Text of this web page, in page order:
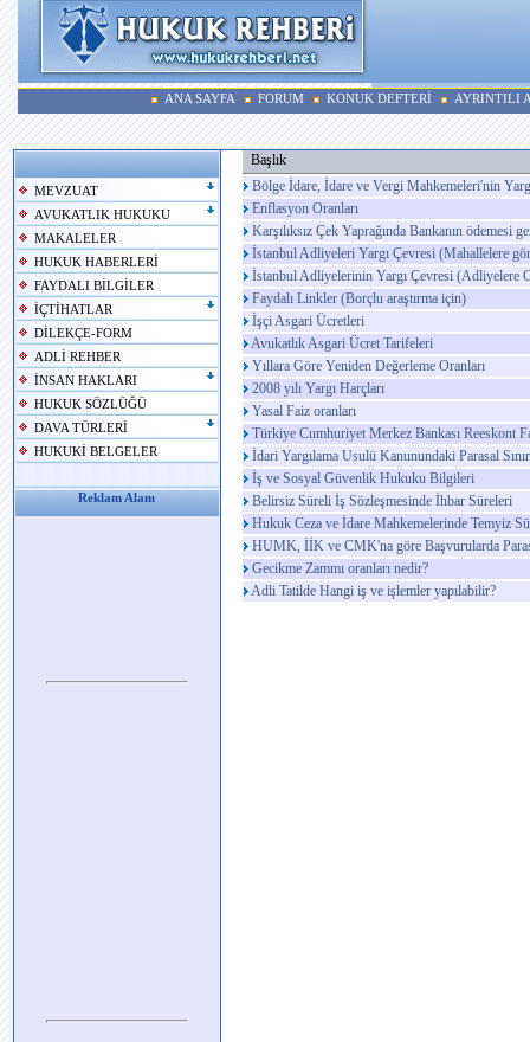
ANA SAYFA FORUM KONUK DEFTERİ AYRINTILI
MEVZUAT
AVUKATLIK HUKUKU
MAKALELER
HUKUK HABERLERİ
FAYDALI BİLGİLER
İÇTİHATLAR
DİLEKÇE-FORM
ADLİ REHBER
İNSAN HAKLARI
HUKUK SÖZLÜĞÜ
DAVA TÜRLERİ
HUKUKİ BELGELER
Reklam Alanı
Başlık
Bölge İdare, İdare ve Vergi Mahkemeleri'nin
Enflasyon Oranları
Karşılıksız Çek Yaprağında Bankanın ödemesi
İstanbul Adliyeleri Yargı Çevresi (Mahallelere
İstanbul Adliyelerinin Yargı Çevresi (Adliyelere
Faydalı Linkler (Borçlu araştırma için)
İşçi Asgari Ücretleri
Avukatlık Asgari Ücret Tarifeleri
Yıllara Göre Yeniden Değerleme Oranları
2008 yılı Yargı Harçları
Yasal Faiz oranları
Türkiye Cumhuriyet Merkez Bankası Reeskont
İdari Yargılama Usulü Kanunundaki Parasal
İş ve Sosyal Güvenlik Hukuku Bilgileri
Belirsiz Süreli İş Sözleşmesinde İhbar Süreleri
Hukuk Ceza ve İdare Mahkemelerinde Temyiz
HUMK, İİK ve CMK'na göre Başvurularda
Gecikme Zammı oranları nedir?
Adli Tatilde Hangi iş ve işlemler yapılabilir?